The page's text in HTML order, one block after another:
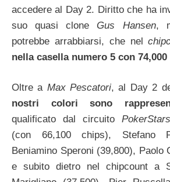
accedere al Day 2. Diritto che ha
suo quasi cloneGus Hansen,
potrebbe arrabbiarsi, che nel
nella casella numero 5 con 74,000
Oltre a Max Pescatori, al Day 2
nostri colori sono
qualificato dal circuito PokerStars
(con 66,100 chips), Stefano
Beniamino Speroni (39,800), Paolo
e subito dietro nel chipcount a